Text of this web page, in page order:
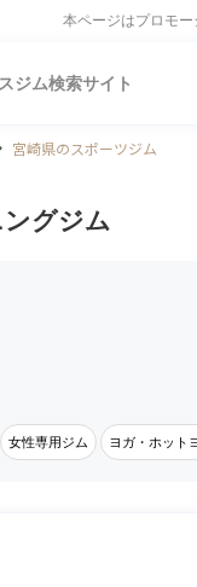
本ページはプロモ
ジム検索サイト
宮崎県のスポーツジム
グジム
女性専用ジム ヨガ・ホット